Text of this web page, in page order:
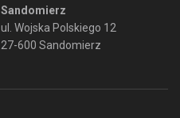
Sandomierz
ul. Wojska Polskiego 12
27-600 Sandomierz